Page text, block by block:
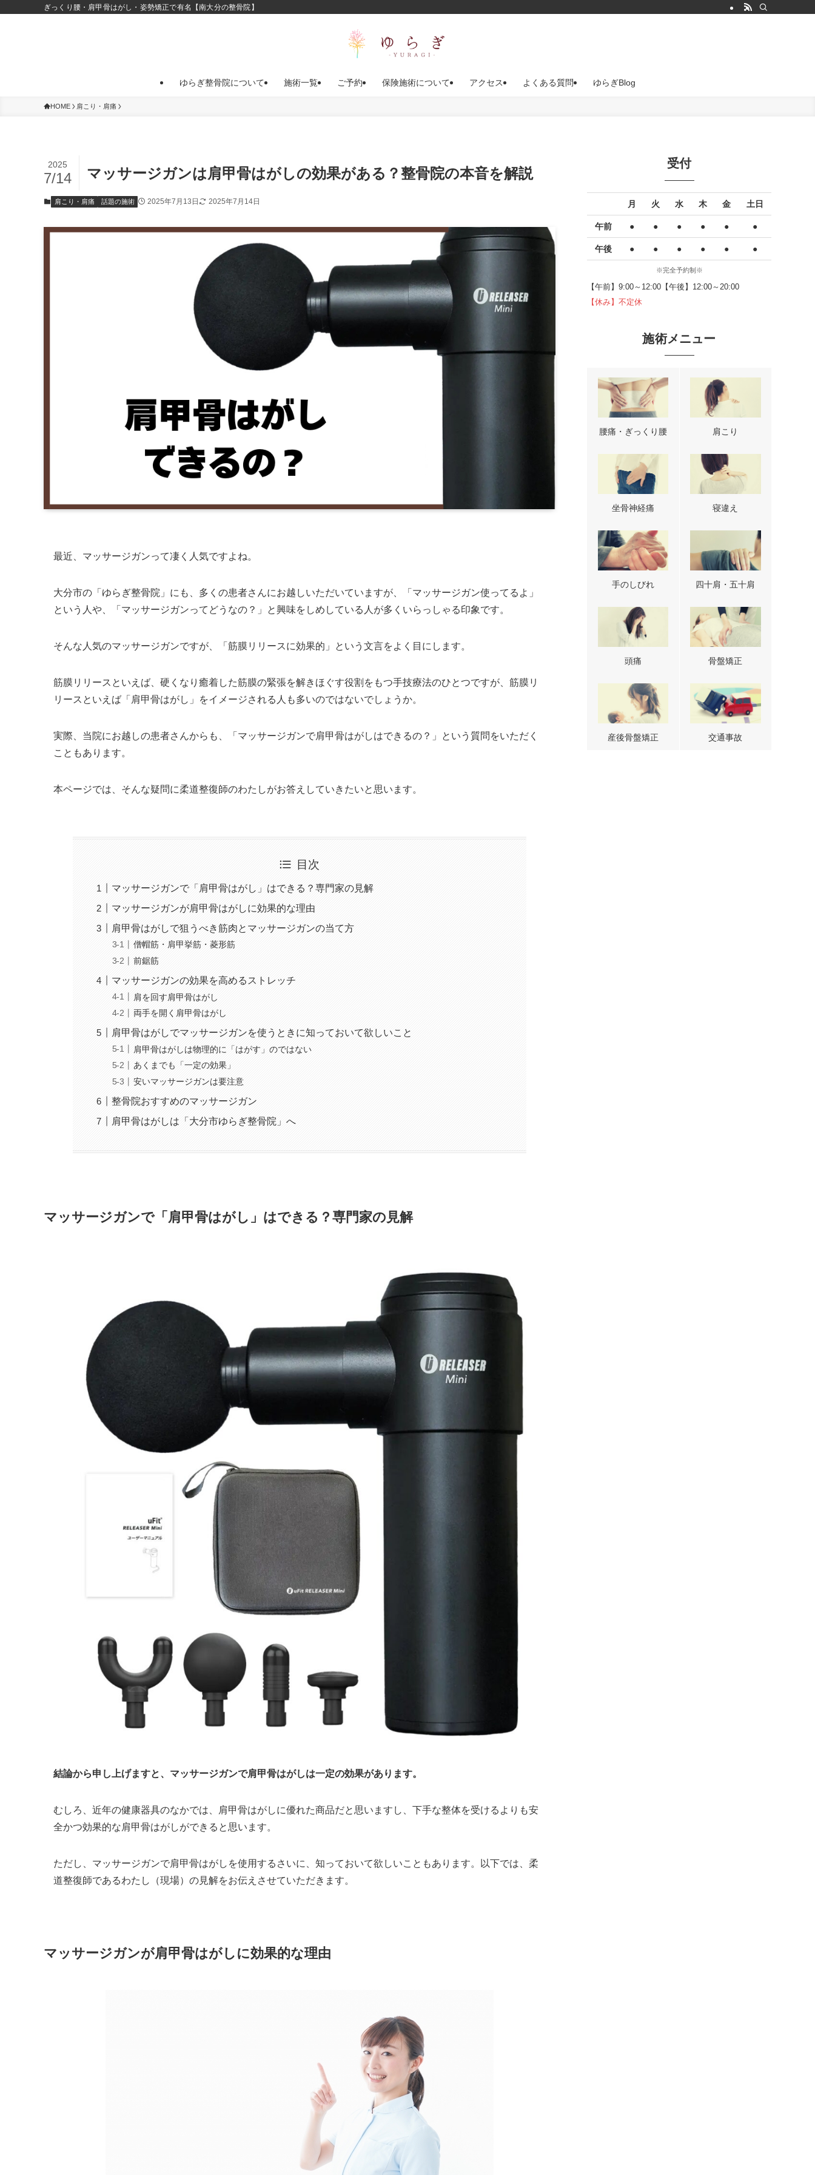
ぎっくり腰・肩甲骨はがし・姿勢矯正で有名【南大分の整骨院】
ゆらぎ整骨院について 施術一覧 ご予約 保険施術について アクセス よくある質問 ゆらぎBlog
HOME 肩こり・肩痛
マッサージガンは肩甲骨はがしの効果がある？整骨院の本音を解説
2025
7/14
肩こり・肩痛 話題の施術 2025年7月13日 2025年7月14日
最近、マッサージガンって凄く人気ですよね。
大分市の「ゆらぎ整骨院」にも、多くの患者さんにお越しいただいていますが、「マッサージガン使ってるよ」
という人や、「マッサージガンってどうなの？」と興味をしめしている人が多くいらっしゃる印象です。
そんな人気のマッサージガンですが、「筋膜リリースに効果的」という文言をよく目にします。
筋膜リリースといえば、硬くなり癒着した筋膜の緊張を解きほぐす役割をもつ手技療法のひとつですが、筋膜リ
リースといえば「肩甲骨はがし」をイメージされる人も多いのではないでしょうか。
実際、当院にお越しの患者さんからも、「マッサージガンで肩甲骨はがしはできるの？」という質問をいただく
こともあります。
本ページでは、そんな疑問に柔道整復師のわたしがお答えしていきたいと思います。
目次
マッサージガンで「肩甲骨はがし」はできる？専門家の見解
マッサージガンが肩甲骨はがしに効果的な理由
肩甲骨はがしで狙うべき筋肉とマッサージガンの当て方
僧帽筋・肩甲挙筋・菱形筋
前鋸筋
マッサージガンの効果を高めるストレッチ
肩を回す肩甲骨はがし
両手を開く肩甲骨はがし
肩甲骨はがしでマッサージガンを使うときに知っておいて欲しいこと
肩甲骨はがしは物理的に「はがす」のではない
あくまでも「一定の効果」
安いマッサージガンは要注意
整骨院おすすめのマッサージガン
肩甲骨はがしは「大分市ゆらぎ整骨院」へ
マッサージガンで「肩甲骨はがし」はできる？専門家の見解
結論から申し上げますと、マッサージガンで肩甲骨はがしは一定の効果があります。
むしろ、近年の健康器具のなかでは、肩甲骨はがしに優れた商品だと思いますし、下手な整体を受けるよりも安
全かつ効果的な肩甲骨はがしができると思います。
ただし、マッサージガンで肩甲骨はがしを使用するさいに、知っておいて欲しいこともあります。以下では、柔
道整復師であるわたし（現場）の見解をお伝えさせていただきます。
マッサージガンが肩甲骨はがしに効果的な理由
受付
月 火 水 木 金 土日
午前 ● ● ● ● ● ●
午後 ● ● ● ● ● ●
※完全予約制※
【午前】9:00～12:00【午後】12:00～20:00
【休み】不定休
施術メニュー
腰痛・ぎっくり腰 肩こり
坐骨神経痛 寝違え
手のしびれ 四十肩・五十肩
頭痛 骨盤矯正
産後骨盤矯正 交通事故